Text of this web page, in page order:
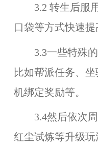
3.2 转生后服用
口袋等方式快速提
3.3一些特殊的
比如帮派任务、
机绑定奖励等。
3.4然后依次周
红尘试炼等升级玩